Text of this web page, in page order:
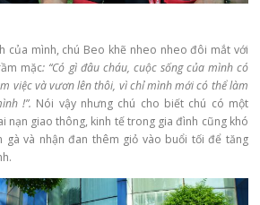
của mình, chú Beo khẽ nheo nheo đôi mắt với
mặc: “Có gì đâu cháu, cuộc sống của mình có
việc và vươn lên thôi, vì chỉ mình mới có thể làm
!”. Nói vậy nhưng chú cho biết chú có một
nạn giao thông, kinh tế trong gia đình cũng khó
gà và nhận đan thêm giỏ vào buổi tối để tăng